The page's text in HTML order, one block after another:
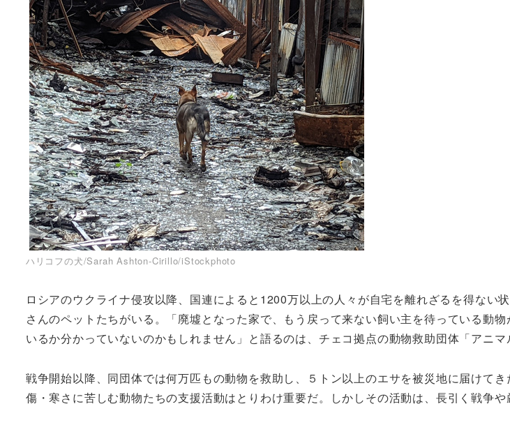
ハリコフの犬/Sarah Ashton-Cirillo/iStockphoto
ロシアのウクライナ侵攻以降、国連によると1200万以上の人々が自宅を離れざるを得ない
さんのペットたちがいる。「廃墟となった家で、もう戻って来ない飼い主を待っている動
いるか分かっていないのかもしれません」と語るのは、チェコ拠点の動物救助団体「アニ
戦争開始以降、同団体では何万匹もの動物を救助し、５トン以上のエサを被災地に届けて
傷・寒さに苦しむ動物たちの支援活動はとりわけ重要だ。しかしその活動は、長引く戦争